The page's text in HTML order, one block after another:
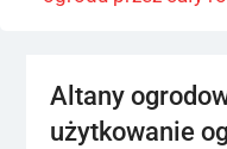
Altany
użytkowanie